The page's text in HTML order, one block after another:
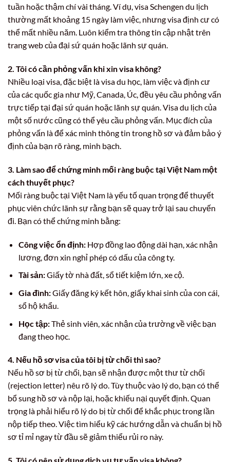
tuần hoặc thậm chí vài tháng. Ví dụ, visa Schengen du lịch
thường mất khoảng 15 ngày làm việc, nhưng visa định cư có
thể mất nhiều năm. Luôn kiểm tra thông tin cập nhật trên
trang web của đại sứ quán hoặc lãnh sự quán.
2. Tôi có cần phỏng vấn khi xin visa không?
Nhiều loại visa, đặc biệt là visa du học, làm việc và định cư
của các quốc gia như Mỹ, Canada, Úc, đều yêu cầu phỏng vấn
trực tiếp tại đại sứ quán hoặc lãnh sự quán. Visa du lịch của
một số nước cũng có thể yêu cầu phỏng vấn. Mục đích của
phỏng vấn là để xác minh thông tin trong hồ sơ và đảm bảo ý
định của bạn rõ ràng, minh bạch.
3. Làm sao để chứng minh mối ràng buộc tại Việt Nam một
cách thuyết phục?
Mối ràng buộc tại Việt Nam là yếu tố quan trọng để thuyết
phục viên chức lãnh sự rằng bạn sẽ quay trở lại sau chuyến
đi. Bạn có thể chứng minh bằng:
Công việc ổn định:Hợp đồng lao động dài hạn, xác nhận
lương, đơn xin nghỉ phép có dấu của công ty.
Tài sản:Giấy tờ nhà đất, sổ tiết kiệm lớn, xe cộ.
Gia đình:Giấy đăng ký kết hôn, giấy khai sinh của con cái,
sổ hộ khẩu.
Học tập:Thẻ sinh viên, xác nhận của trường về việc bạn
đang theo học.
4. Nếu hồ sơ visa của tôi bị từ chối thì sao?
Nếu hồ sơ bị từ chối, bạn sẽ nhận được một thư từ chối
(rejection letter) nêu rõ lý do. Tùy thuộc vào lý do, bạn có thể
bổ sung hồ sơ và nộp lại, hoặc khiếu nại quyết định. Quan
trọng là phải hiểu rõ lý do bị từ chối để khắc phục trong lần
nộp tiếp theo. Việc tìm hiểu kỹ các hướng dẫn và chuẩn bị hồ
sơ tỉ mỉ ngay từ đầu sẽ giảm thiểu rủi ro này.